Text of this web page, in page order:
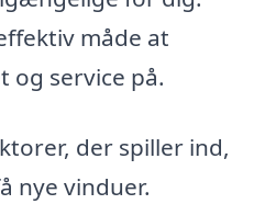
måde at
og service på.
der spiller ind,
nye vinduer.